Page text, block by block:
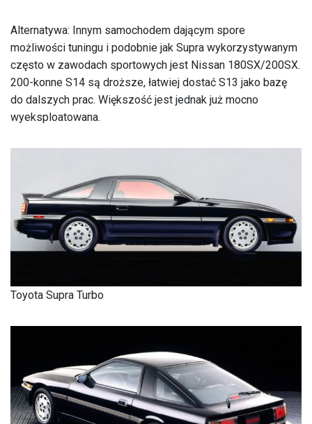
Alternatywa: Innym samochodem dającym spore
możliwości tuningu i podobnie jak Supra wykorzystywanym
często w zawodach sportowych jest Nissan 180SX/200SX.
200-konne S14 są droższe, łatwiej dostać S13 jako bazę
do dalszych prac. Większość jest jednak już mocno
wyeksploatowana.
Toyota Supra Turbo